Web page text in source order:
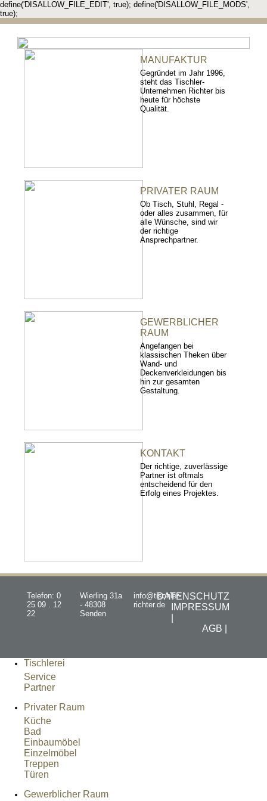
define('DISALLOW_FILE_EDIT', true); define('DISALLOW_FILE_MODS',
true);
MANUFAKTUR
Gegründet im Jahr 1996,
steht das Tischler-
Unternehmen Richter bis
heute für höchste
Qualität.
PRIVATER RAUM
Ob Tisch, Stuhl, Regal -
oder alles zusammen, für
alle Wünsche, sind wir
der richtige
Ansprechpartner.
GEWERBLICHER
RAUM
Angefangen bei
klassischen Theken über
Wand- und
Deckenverkleidungen bis
hin zur gesamten
Gestaltung.
KONTAKT
Der richtige, zuverlässige
Partner ist oftmals
entscheidend für den
Erfolg eines Projektes.
Telefon: 0
25 09 . 12
22
Wierling 31a
- 48308
Senden
info@tischler-
richter.de
DATENSCHUTZ
IMPRESSUM
AGB |
Tischlerei
Service
Partner
Privater Raum
Küche
Bad
Einbaumöbel
Einzelmöbel
Treppen
Türen
Gewerblicher Raum